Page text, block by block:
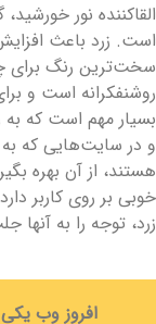
القا‌کننده نور
است. زرد باعث
سخت‌ترین رنگ برای
روشنفکرانه است و
بسیار مهم است که
و در سایت‌هایی که به
هستند، از آن بهره
خوبی بر روی کاربر
زرد، توجه را به آنها
افروز وب